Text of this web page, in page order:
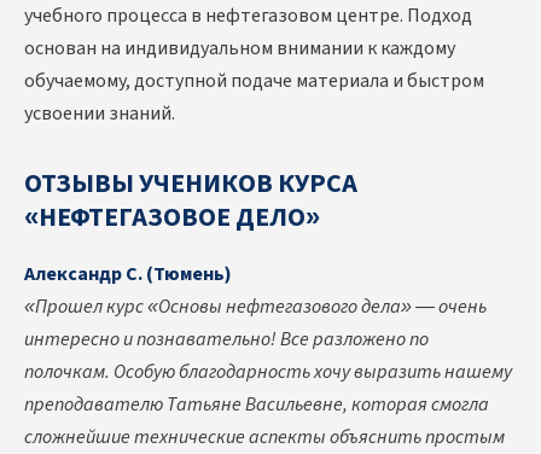
учебного процесса в нефтегазовом центре. Подход
основан на индивидуальном внимании к каждому
обучаемому, доступной подаче материала и быстром
усвоении знаний.
ОТЗЫВЫ УЧЕНИКОВ КУРСА
«НЕФТЕГАЗОВОЕ ДЕЛО»
Александр С. (Тюмень)
«Прошел курс «Основы нефтегазового дела» — очень
интересно и познавательно! Все разложено по
полочкам. Особую благодарность хочу выразить нашему
преподавателю Татьяне Васильевне, которая смогла
сложнейшие технические аспекты объяснить простым